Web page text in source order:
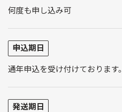
何度も申し込み可
申込期日
通年申込を受け付けております。
発送期日